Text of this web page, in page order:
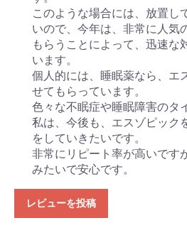
このような場合には、放置し
いので、今年は、非常に人気
もらうことによって、迅速な
います。
個人的には、睡眠薬なら、エ
せてもらっています。
色々な不眠症や睡眠障害のタ
私は、今後も、エスゾピック
をしていきたいです。
非常にリピート率が高いです
みたいで安心です。
レビューを投稿